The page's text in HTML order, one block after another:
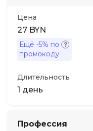
Цена
27 BYN
Ещё -5% по
промокоду
Длительность
1 день
Профессия